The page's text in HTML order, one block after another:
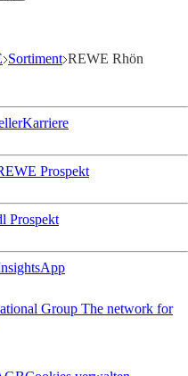
Sortiment REWE Rhön
Karriere
Prospekt
Prospekt
App
Group The network for